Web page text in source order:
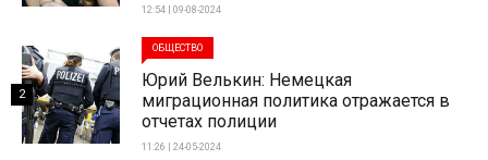
12:54 | 09-08-2024
ОБЩЕСТВО
Юрий Велькин: Немецкая
миграционная политика отражается в
отчетах полиции
11:26 | 24-05-2024
2